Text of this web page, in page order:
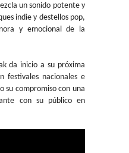
un sonido potente y
indie y destellos pop,
y emocional de la
da inicio a su próxima
festivales nacionales e
su compromiso con una
con su público en